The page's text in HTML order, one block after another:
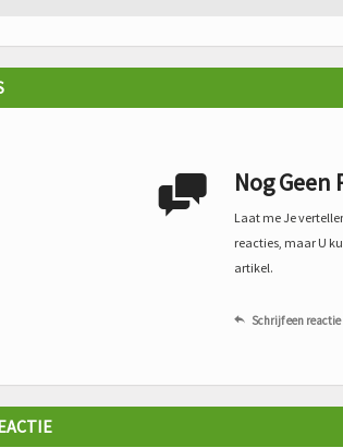
 Nog Geen
Laat me Je
reacties, maar U
artikel.
 Schrijf een reactie